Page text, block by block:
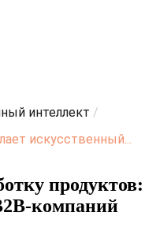
интеллект /
искусственный...
продуктов:
компаний